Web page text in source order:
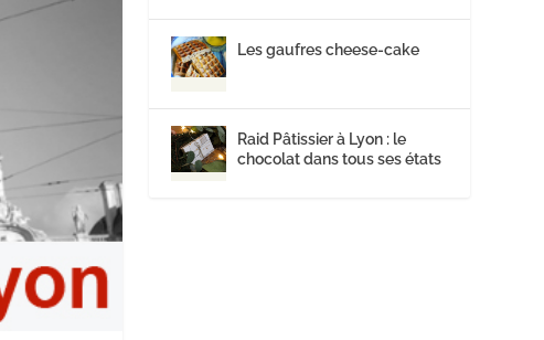
Les gaufres cheese-cake
Raid Pâtissier à Lyon : le
chocolat dans tous ses états